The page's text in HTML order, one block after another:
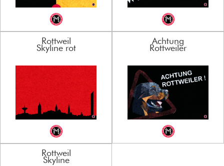
Rottweil
Skyline rot
Achtung
Rottweiler
Rottweil
Skyline